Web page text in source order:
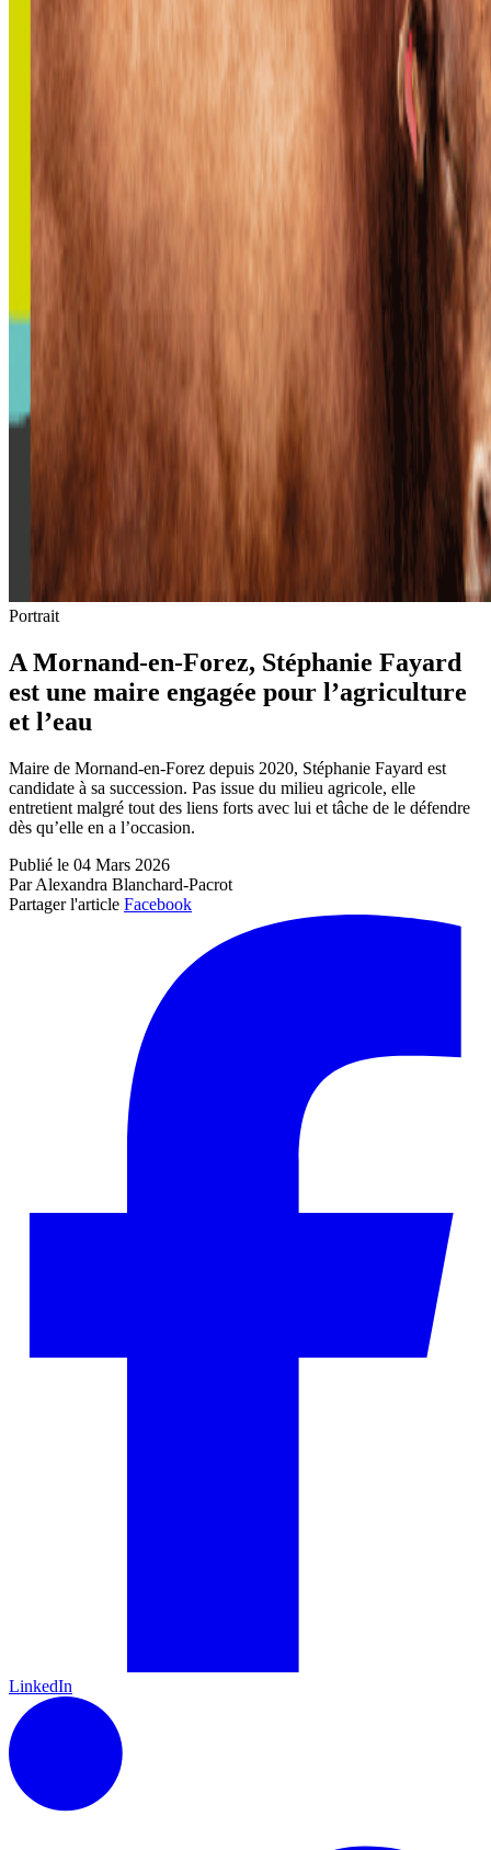
Portrait
A Mornand-en-Forez, Stéphanie Fayard
est une maire engagée pour l’agriculture
et l’eau
Maire de Mornand-en-Forez depuis 2020, Stéphanie Fayard est
candidate à sa succession. Pas issue du milieu agricole, elle
entretient malgré tout des liens forts avec lui et tâche de le défendre
dès qu’elle en a l’occasion.
Publié le 04 Mars 2026
Par Alexandra Blanchard-Pacrot
Partager l'article Facebook
LinkedIn